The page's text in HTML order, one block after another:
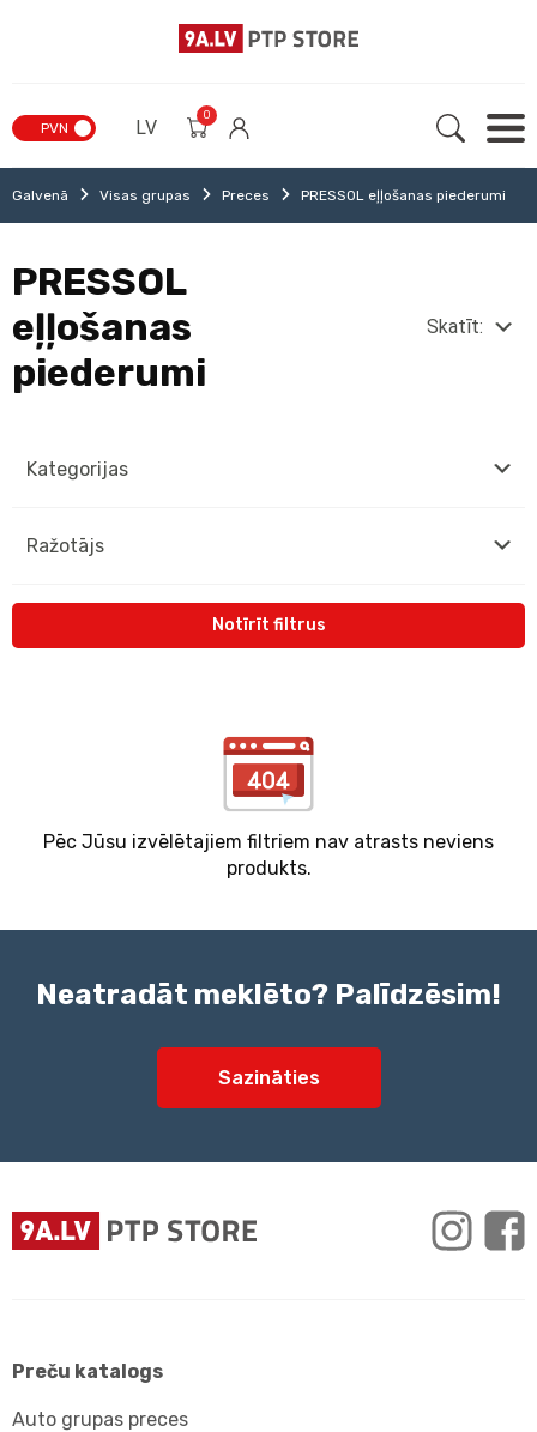
PVN LV
0
Galvenā Visas grupas Preces PRESSOL eļļošanas piederumi
Kategorijas
Ražotājs
Notīrīt filtrus
PRESSOL
eļļošanas
piederumi
Skatīt:
Pēc Jūsu izvēlētajiem filtriem nav atrasts neviens
produkts.
Neatradāt meklēto? Palīdzēsim!
Sazināties
Preču katalogs
Auto grupas preces